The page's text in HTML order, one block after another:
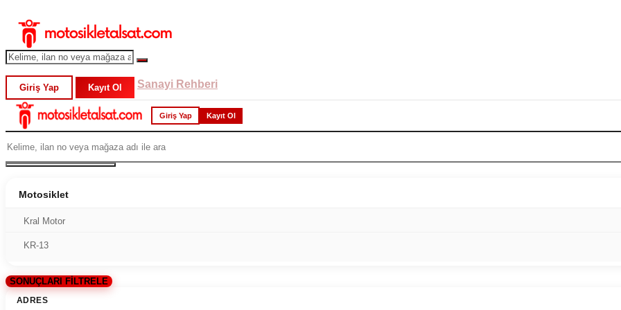
Giriş Yap Kayıt Ol Sanayi Rehberi
Giriş Yap Kayıt Ol
Motosiklet
Kral Motor
KR-13
SONUÇLARI FİLTRELE
ADRES